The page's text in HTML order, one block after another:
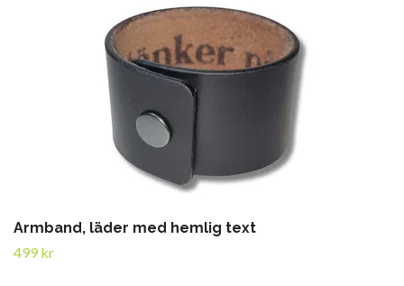
Armband, läder med hemlig text
499 kr